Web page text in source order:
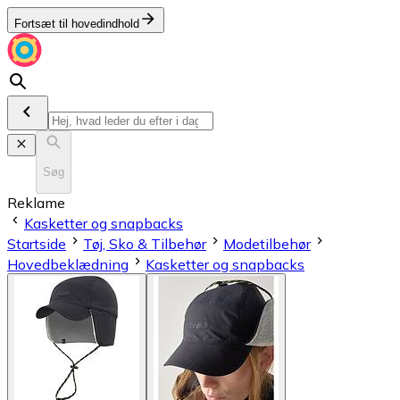
Fortsæt til hovedindhold
Søg
Reklame
Kasketter og snapbacks
Startside
Tøj, Sko & Tilbehør
Modetilbehør
Hovedbeklædning
Kasketter og snapbacks